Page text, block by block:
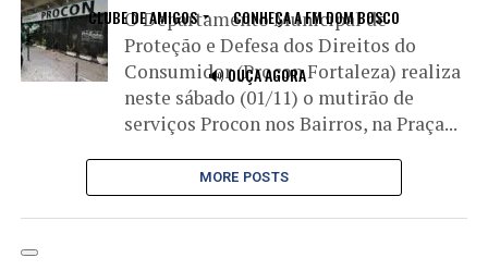
CLUBE DE AMIGOS CONHEÇA A FM DOM BOSCO
🔊 OUÇA AGORA
O Departamento Municipal de
Proteção e Defesa dos Direitos do
Consumidor (Procon Fortaleza) realiza
neste sábado (01/11) o mutirão de
serviços Procon nos Bairros, na Praça...
MORE POSTS